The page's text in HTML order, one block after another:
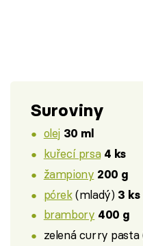
Suroviny
olej 30 ml
kuřecí prsa 4 ks
žampiony 200 g
pórek(mladý) 3 ks
brambory 400 g
zelená curry pasta